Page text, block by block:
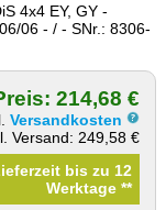
4x4 EY, GY -
06 - / - SNr.: 8306-
214,68 €
Versandkosten
Versand: 249,58 €
bis zu 12
Werktage**